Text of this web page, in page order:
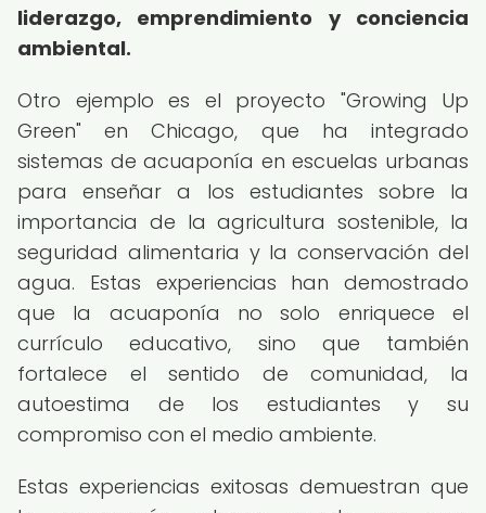
liderazgo, emprendimiento y conciencia
ambiental.
Otro ejemplo es el proyecto "Growing Up
Green" en Chicago, que ha integrado
sistemas de acuaponía en escuelas urbanas
para enseñar a los estudiantes sobre la
importancia de la agricultura sostenible, la
seguridad alimentaria y la conservación del
agua. Estas experiencias han demostrado
que la acuaponía no solo enriquece el
currículo educativo, sino que también
fortalece el sentido de comunidad, la
autoestima de los estudiantes y su
compromiso con el medio ambiente.
Estas experiencias exitosas demuestran que